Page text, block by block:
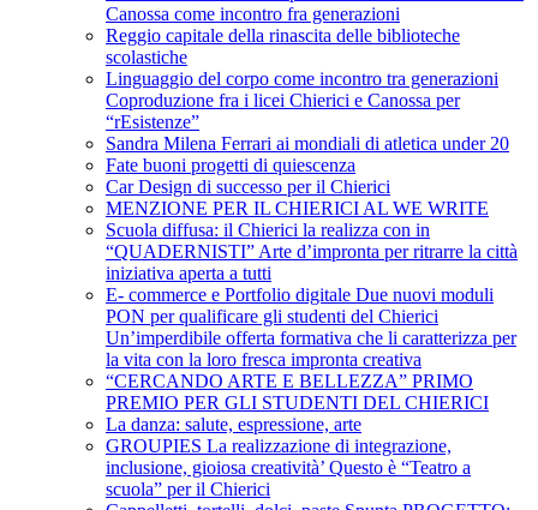
Canossa come incontro fra generazioni
Reggio capitale della rinascita delle biblioteche
scolastiche
Linguaggio del corpo come incontro tra generazioni
Coproduzione fra i licei Chierici e Canossa per
“rEsistenze”
Sandra Milena Ferrari ai mondiali di atletica under 20
Fate buoni progetti di quiescenza
Car Design di successo per il Chierici
MENZIONE PER IL CHIERICI AL WE WRITE
Scuola diffusa: il Chierici la realizza con in
“QUADERNISTI” Arte d’impronta per ritrarre la città
iniziativa aperta a tutti
E- commerce e Portfolio digitale Due nuovi moduli
PON per qualificare gli studenti del Chierici
Un’imperdibile offerta formativa che li caratterizza per
la vita con la loro fresca impronta creativa
“CERCANDO ARTE E BELLEZZA” PRIMO
PREMIO PER GLI STUDENTI DEL CHIERICI
La danza: salute, espressione, arte
GROUPIES La realizzazione di integrazione,
inclusione, gioiosa creatività’ Questo è “Teatro a
scuola” per il Chierici